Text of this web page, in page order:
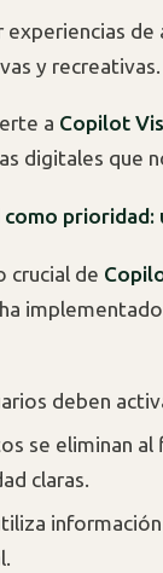
experiencias
y recreativas.
a Copilot
digitales que
como
crucial de
deben
se eliminan al
claras.